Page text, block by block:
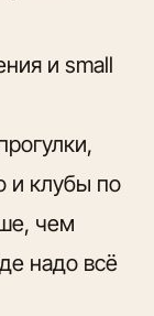
и small
и клубы по
чем
надо всё